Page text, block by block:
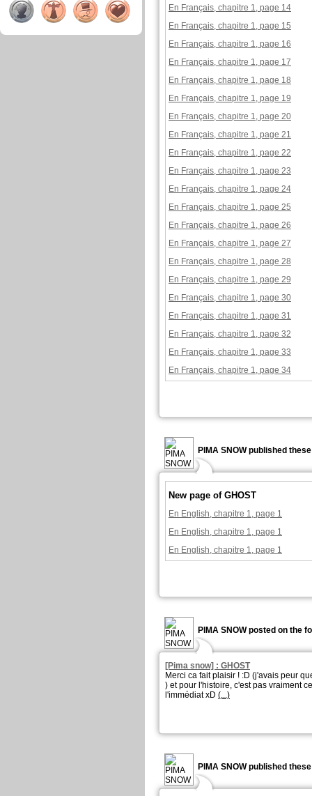
En Français, chapitre 1, page 14
En Français, chapitre 1, page 15
En Français, chapitre 1, page 16
En Français, chapitre 1, page 17
En Français, chapitre 1, page 18
En Français, chapitre 1, page 19
En Français, chapitre 1, page 20
En Français, chapitre 1, page 21
En Français, chapitre 1, page 22
En Français, chapitre 1, page 23
En Français, chapitre 1, page 24
En Français, chapitre 1, page 25
En Français, chapitre 1, page 26
En Français, chapitre 1, page 27
En Français, chapitre 1, page 28
En Français, chapitre 1, page 29
En Français, chapitre 1, page 30
En Français, chapitre 1, page 31
En Français, chapitre 1, page 32
En Français, chapitre 1, page 33
En Français, chapitre 1, page 34
PIMA SNOW published
New page of GHOST
En English, chapitre 1, page 1
En English, chapitre 1, page 1
En English, chapitre 1, page 1
PIMA SNOW posted on the
[Pima snow] : GHOST
Merci ca fait plaisir ! :D (j'avais peur
) et pour l'histoire, c'est pas vraiment
l'immédiat xD (...)
PIMA SNOW published